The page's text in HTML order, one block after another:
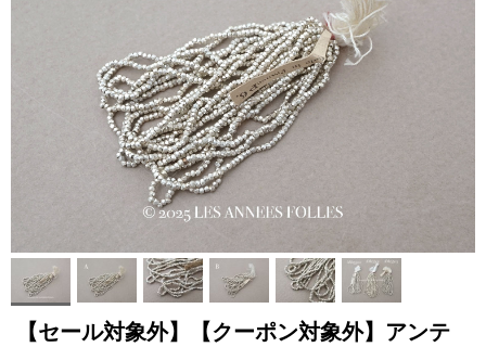
【セール対象外】【クーポン対象外】アンテ